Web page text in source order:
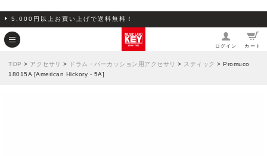
5,000円以上お買い上げで送料無料！
ログイン カート
TOP > アクセサリ > ドラム・パーカッション用アクセサリ > スティック > Promuco
18015A [American Hickory - 5A]